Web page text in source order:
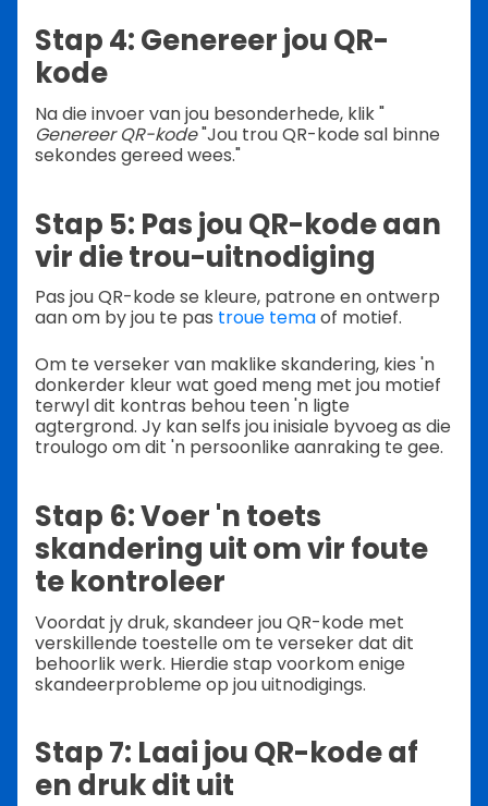
Stap 4: Genereer jou QR-
kode
Na die invoer van jou besonderhede, klik "
Genereer QR-kode"Jou trou QR-kode sal binne
sekondes gereed wees."
Stap 5: Pas jou QR-kode aan
vir die trou-uitnodiging
Pas jou QR-kode se kleure, patrone en ontwerp
aan om by jou te pas troue temaof motief.
Om te verseker van maklike skandering, kies 'n
donkerder kleur wat goed meng met jou motief
terwyl dit kontras behou teen 'n ligte
agtergrond. Jy kan selfs jou inisiale byvoeg as die
troulogo om dit 'n persoonlike aanraking te gee.
Stap 6: Voer 'n toets
skandering uit om vir foute
te kontroleer
Voordat jy druk, skandeer jou QR-kode met
verskillende toestelle om te verseker dat dit
behoorlik werk. Hierdie stap voorkom enige
skandeerprobleme op jou uitnodigings.
Stap 7: Laai jou QR-kode af
en druk dit uit